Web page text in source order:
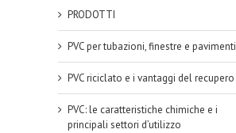
PRODOTTI
PVC per tubazioni, finestre e pavimenti
PVC riciclato e i vantaggi del recupero
PVC: le caratteristiche chimiche e i
principali settori d’utilizzo